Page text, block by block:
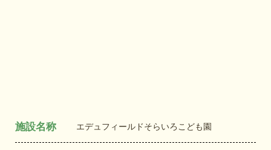
施設名称 エデュフィールドそらいろこども園